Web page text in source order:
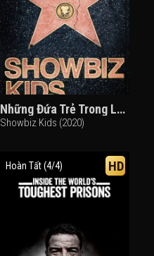
Những Đứa Trẻ Trong Làng Giải Trí
Showbiz Kids (2020)
Hoàn Tất (4/4) HD